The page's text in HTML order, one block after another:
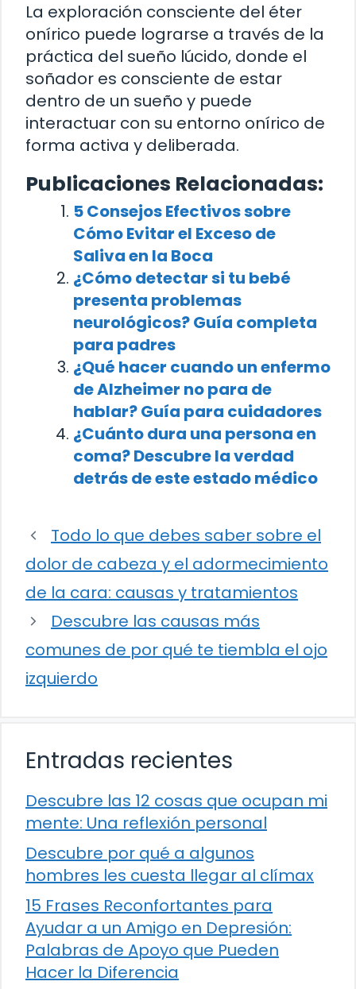
La exploración consciente del éter
onírico puede lograrse a través de la
práctica del sueño lúcido, donde el
soñador es consciente de estar
dentro de un sueño y puede
interactuar con su entorno onírico de
forma activa y deliberada.
Publicaciones Relacionadas:
5 Consejos Efectivos sobre
Cómo Evitar el Exceso de
Saliva en la Boca
¿Cómo detectar si tu bebé
presenta problemas
neurológicos? Guía completa
para padres
¿Qué hacer cuando un enfermo
de Alzheimer no para de
hablar? Guía para cuidadores
¿Cuánto dura una persona en
coma? Descubre la verdad
detrás de este estado médico
Todo lo que debes saber sobre el
dolor de cabeza y el adormecimiento
de la cara: causas y tratamientos
Descubre las causas más
comunes de por qué te tiembla el ojo
izquierdo
Entradas recientes
Descubre las 12 cosas que ocupan mi
mente: Una reflexión personal
Descubre por qué a algunos
hombres les cuesta llegar al clímax
15 Frases Reconfortantes para
Ayudar a un Amigo en Depresión:
Palabras de Apoyo que Pueden
Hacer la Diferencia